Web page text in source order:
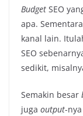
Budget SEO
apa.
kanal lain.
SEO
sedikit,
Semakin besar
juga output-